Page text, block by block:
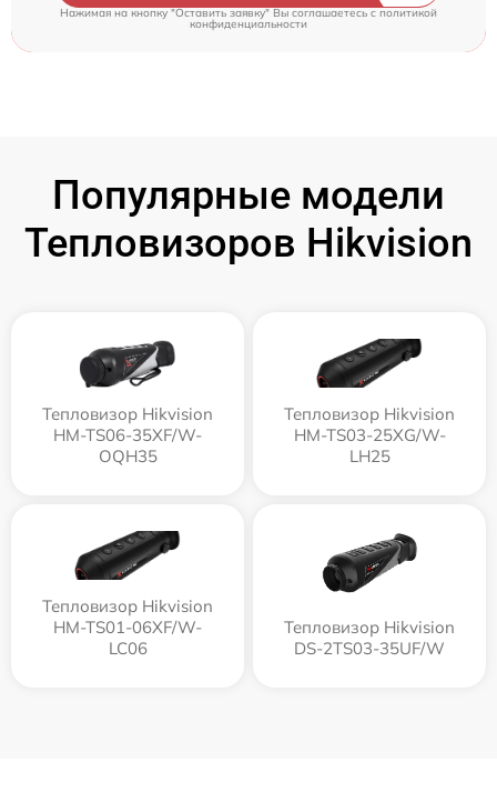
Нажимая на кнопку "Оставить заявку" Вы соглашаетесь cполитикой
конфиденциальности
Популярные модели
Тепловизоров Hikvision
Тепловизор Hikvision
HM-TS06-35XF/W-
OQH35
Тепловизор Hikvision
HM-TS03-25XG/W-
LH25
Тепловизор Hikvision
HM-TS01-06XF/W-
LC06
Тепловизор Hikvision
DS-2TS03-35UF/W